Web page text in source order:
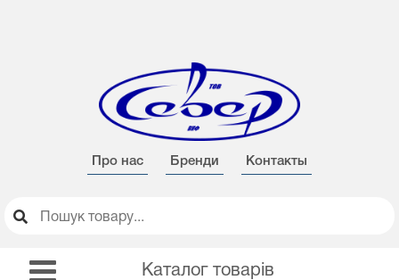
Про нас Бренди Контакты
Каталог товарів